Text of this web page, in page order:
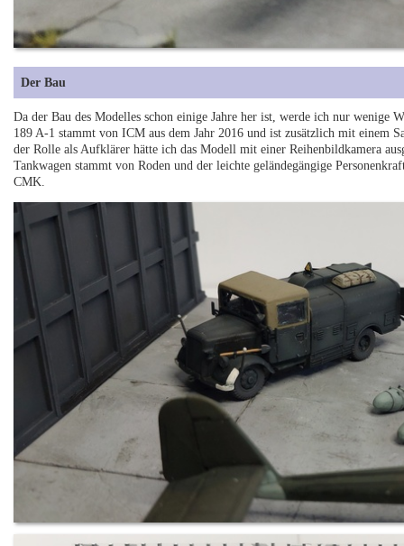
Der Bau
Da der Bau des Modelles schon einige Jahre her ist, werde ich nur wenige
189 A-1 stammt von ICM aus dem Jahr 2016 und ist zusätzlich mit einem
der Rolle als Aufklärer hätte ich das Modell mit einer Reihenbildkamera
Tankwagen stammt von Roden und der leichte geländegängige
CMK.